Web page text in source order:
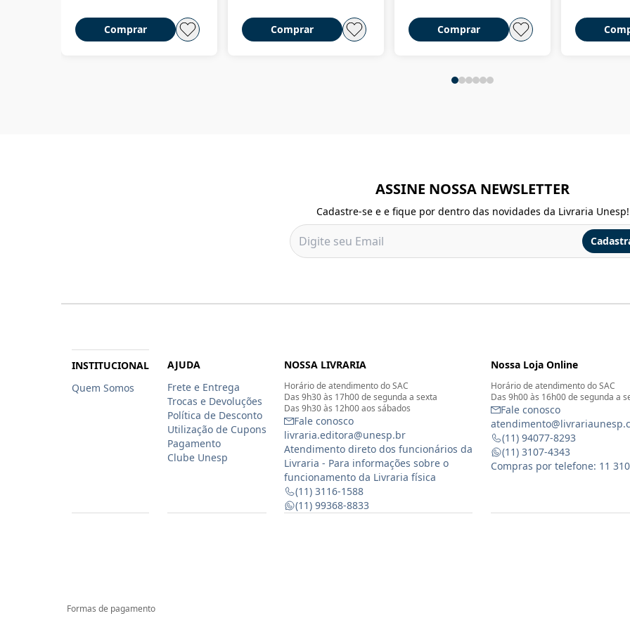
Comprar Comprar Comprar
ASSINE NOSSA NEWSLETTER
Cadastre-se e e fique por dentro das novidades da Livraria Unesp!
INSTITUCIONAL
Quem Somos
AJUDA
Frete e Entrega
Trocas e Devoluções
Política de Desconto
Utilização de Cupons
Pagamento
Clube Unesp
NOSSA LIVRARIA
Horário de atendimento do SAC
Das 9h30 às 17h00 de segunda a sexta
Das 9h30 às 12h00 aos sábados
Fale conosco
livraria.editora@unesp.br
Atendimento direto dos funcionários da
Livraria - Para informações sobre o
funcionamento da Livraria física
(11) 3116-1588
(11) 99368-8833
Nossa Loja Online
Horário de atendimento do SAC
Das 9h00 às 16h00 de segunda a
Fale conosco
(11) 94077-8293
(11) 3107-4343
Compras por telefone: 11
Formas de pagamento